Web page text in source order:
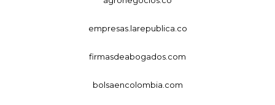
empresas.larepublica.co
firmasdeabogados.com
bolsaencolombia.com